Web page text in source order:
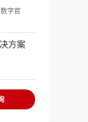
字官
方案